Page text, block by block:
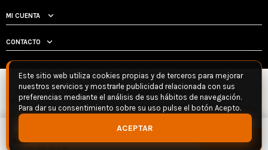
MALETIN PISTOLA RIGIDO FMA
15,95 €
MI CUENTA
CONTACTO
© 2026 Airsoft Yecla: Armas, Componentes y Accesorios para
Airsoft
Este sitio web utiliza cookies propias y de terceros para mejorar
nuestros servicios y mostrarle publicidad relacionada con sus
preferencias mediante el análisis de sus hábitos de navegación.
Para dar su consentimiento sobre su uso pulse el botón Acepto.
ACEPTAR